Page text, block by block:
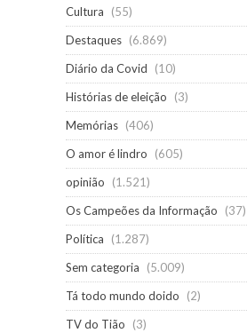
Cultura
(55)
Destaques (6.869)
Diário da Covid
(10)
Histórias de eleição
(3)
Memórias (406)
O amor é lindro
(605)
opinião
(1.521)
Os Campeões da Informação
(37)
Política
(1.287)
Sem categoria
(5.009)
Tá todo mundo doido
(2)
TV do Tião
(3)